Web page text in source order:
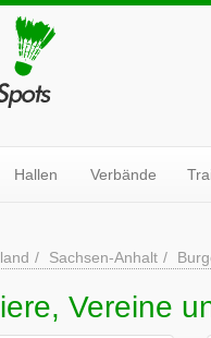
Hallen Verbände
Sachsen-Anhalt
Vereine